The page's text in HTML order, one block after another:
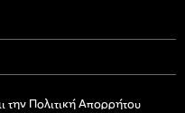
Πολιτική Απορρήτου